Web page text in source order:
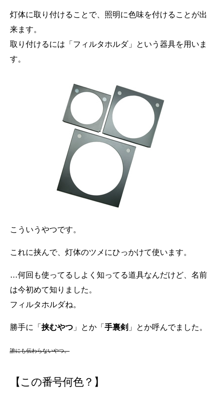
灯体に取り付けることで、照明に色味を付けることが出
来ます。
取り付けるには「フィルタホルダ」という器具を用いま
す。
こういうやつです。
これに挟んで、灯体のツメにひっかけて使います。
…何回も使ってるしよく知ってる道具なんだけど、名前
は今初めて知りました。
フィルタホルダね。
勝手に「 挟むやつ 」とか「 手裏剣 」とか呼んでました。
誰にも伝わらないやつ。
【この番号何色？】